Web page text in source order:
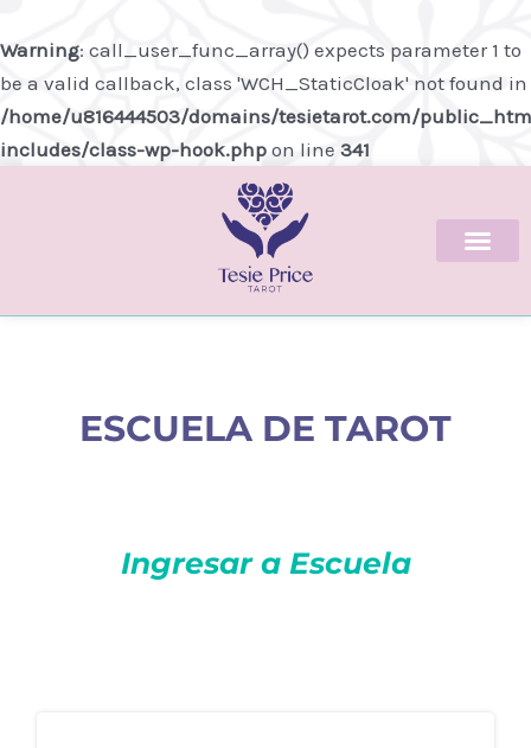
Warning: call_user_func_array() expects parameter 1 to
be a valid callback, class 'WCH_StaticCloak' not found in
/home/u816444503/domains/tesietarot.com/
includes/class-wp-hook.php on line 341
al
contenido
ESCUELA DE TAROT
Ingresar a Escuela